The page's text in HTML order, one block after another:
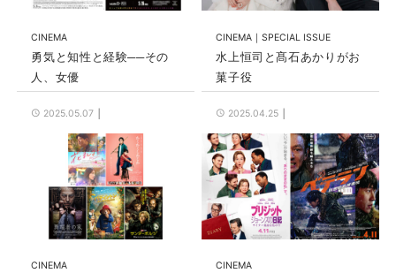
CINEMA
勇気と知性と経験──その
人、女優
2025.05.07
CINEMA SPECIAL ISSUE
水上恒司と髙石あかりがお
菓子役
2025.04.25
CINEMA CINEMA